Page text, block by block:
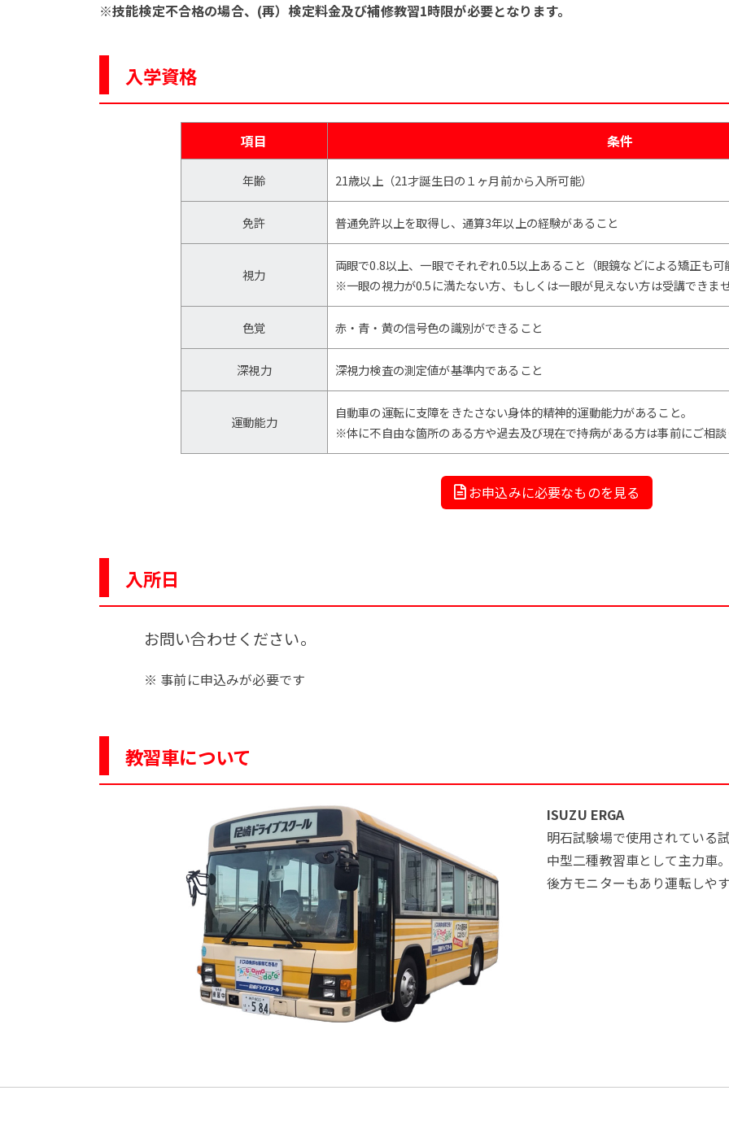
※技能検定不合格の場合、(再）検定料金及び補修教習1時限が必要となります。
入学資格
項目 条件
年齢 21歳以上（21才誕生日の１ヶ月前から入所可能）
免許 普通免許以上を取得し、通算3年以上の経験があること
視力
両眼で0.8以上、一眼でそれぞれ0.5以上あること（眼鏡などによる矯正も可
※一眼の視力が0.5に満たない方、もしくは一眼が見えない方は受講できませ
色覚 赤・青・黄の信号色の識別ができること
深視力 深視力検査の測定値が基準内であること
運動能力
自動車の運転に支障をきたさない身体的精神的運動能力があること。
※体に不自由な箇所のある方や過去及び現在で持病がある方は事前にご相談
お申込みに必要なものを見る
入所日
お問い合わせください。
※ 事前に申込みが必要です
教習車について
ISUZU ERGA
明石試験場で使用されている
中型二種教習車として主力車。
後方モニターもあり運転しや